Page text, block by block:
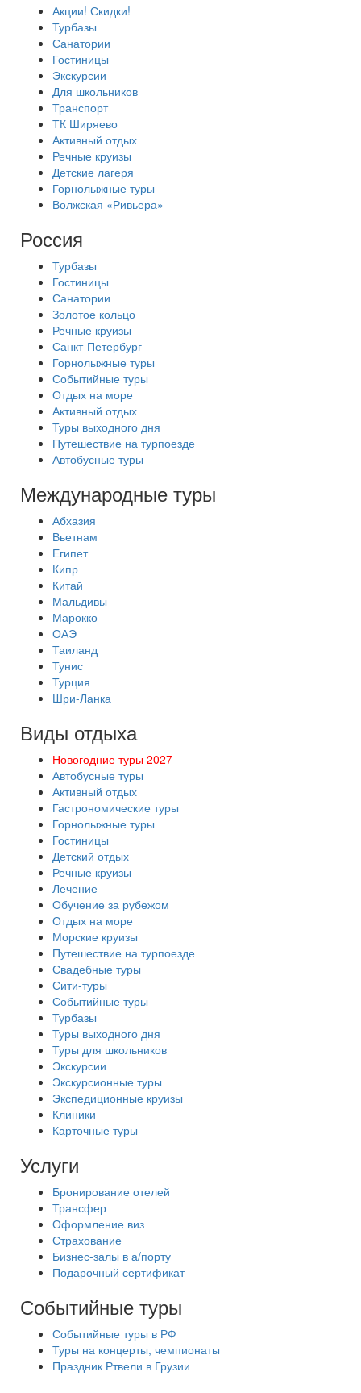
Акции! Скидки!
Турбазы
Санатории
Гостиницы
Экскурсии
Для школьников
Транспорт
ТК Ширяево
Активный отдых
Речные круизы
Детские лагеря
Горнолыжные туры
Волжская «Ривьера»
Россия
Турбазы
Гостиницы
Санатории
Золотое кольцо
Речные круизы
Санкт-Петербург
Горнолыжные туры
Событийные туры
Отдых на море
Активный отдых
Туры выходного дня
Путешествие на турпоезде
Автобусные туры
Международные туры
Абхазия
Вьетнам
Египет
Кипр
Китай
Мальдивы
Марокко
ОАЭ
Таиланд
Тунис
Турция
Шри-Ланка
Виды отдыха
Новогодние туры 2027
Автобусные туры
Активный отдых
Гастрономические туры
Горнолыжные туры
Гостиницы
Детский отдых
Речные круизы
Лечение
Обучение за рубежом
Отдых на море
Морские круизы
Путешествие на турпоезде
Свадебные туры
Сити-туры
Событийные туры
Турбазы
Туры выходного дня
Туры для школьников
Экскурсии
Экскурсионные туры
Экспедиционные круизы
Клиники
Карточные туры
Услуги
Бронирование отелей
Трансфер
Оформление виз
Страхование
Бизнес-залы в а/порту
Подарочный сертификат
Событийные туры
Событийные туры в РФ
Туры на концерты, чемпионаты
Праздник Ртвели в Грузии